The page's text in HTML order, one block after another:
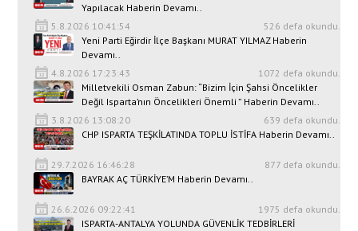
Yapılacak Haberin Devamı..
5.8.2026 10:41:54
526 defa okundu.
Yeni Parti Eğirdir İlçe Başkanı MURAT YILMAZ Haberin
Devamı..
4.8.2026 17:23:43
1072 defa okundu.
Milletvekili Osman Zabun: “Bizim İçin Şahsi Öncelikler
Değil Isparta’nın Öncelikleri Önemli ” Haberin Devamı..
3.8.2026 13:08:20
639 defa okundu.
CHP ISPARTA TEŞKİLATINDA TOPLU İSTİFA Haberin Devamı..
29.7.2026 16:46:28
877 defa okundu.
BAYRAK AÇ TÜRKİYE’M Haberin Devamı..
26.6.2026 09:22:41
1975 defa okundu.
ISPARTA-ANTALYA YOLUNDA GÜVENLİK TEDBİRLERİ